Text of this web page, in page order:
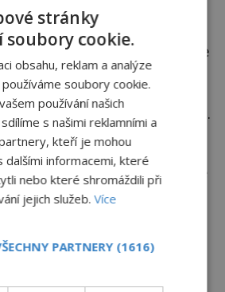
svou kempinkovou
a termokameru a chystá se
po deštných pralesích
Harrison je
se roky snaží najít yowieho.
zasvětil svůj život
poté, co údajně v roce
narazil. Mezi další
incident z
Ormeau.
večera, při západu
stránky
soubory cookie.
obsahu, reklam a analýze
soubory cookie.
používání našich
s našimi reklamními a
kteří je mohou
dalšími informacemi, které
nebo které shromáždili při
jejich služeb.Více
PARTNERY (1616)